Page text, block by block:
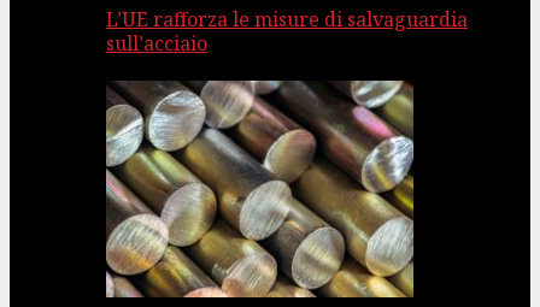
L’UE rafforza le misure di salvaguardia
sull’acciaio